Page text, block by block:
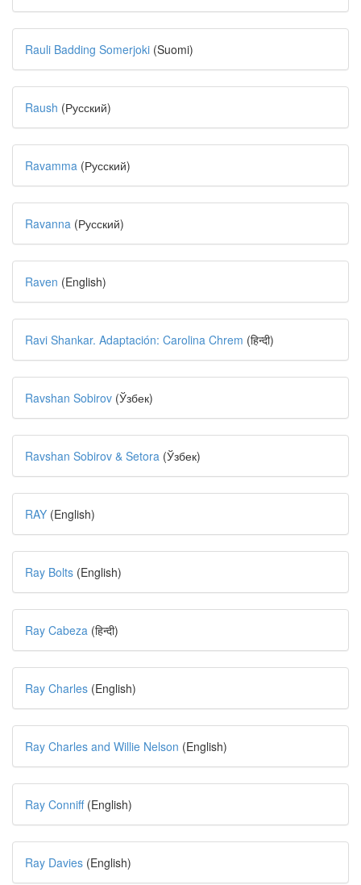
Rauli Badding Somerjoki (Suomi)
Raush (Русский)
Ravamma (Русский)
Ravanna (Русский)
Raven (English)
Ravi Shankar. Adaptación: Carolina Chrem (हिन्दी)
Ravshan Sobirov (Ўзбек)
Ravshan Sobirov & Setora (Ўзбек)
RAY (English)
Ray Bolts (English)
Ray Cabeza (हिन्दी)
Ray Charles (English)
Ray Charles and Willie Nelson (English)
Ray Conniff(English)
Ray Davies (English)